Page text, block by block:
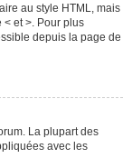
au style HTML, mais
< et >. Pour plus
depuis la page de
La plupart des
avec les